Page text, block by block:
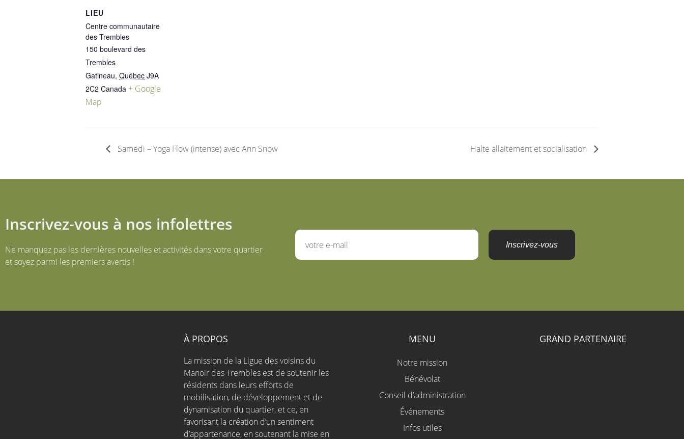
LIEU
Centre communautaire
des Trembles
150 boulevard des
Trembles
Gatineau, Québec J9A
2C2 Canada + Google
Map
Samedi – Yoga Flow (intense) avec Ann Snow Halte allaitement et socialisation
Inscrivez-vous à nos infolettres
Ne manquez pas les dernières nouvelles et activités dans votre quartier
et soyez parmi les premiers avertis !
Inscrivez-vous
À PROPOS
La mission de la Ligue des voisins du
Manoir des Trembles est de soutenir les
résidents dans leurs efforts de
mobilisation, de développement et de
dynamisation du quartier, et ce, en
favorisant la création d’un sentiment
d’appartenance, en soutenant la mise en
MENU
Notre mission
Bénévolat
Conseil d’administration
Événements
Infos utiles
GRAND PARTENAIRE